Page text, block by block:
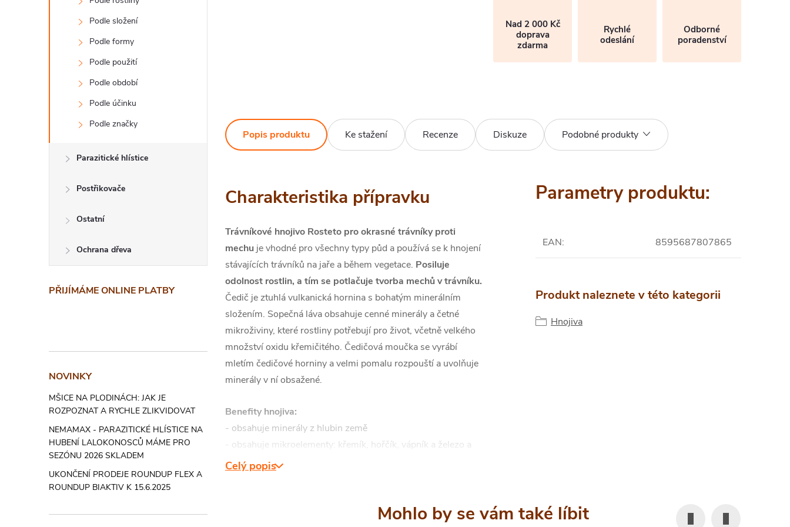
Podle složení
Podle formy
Podle použití
Podle období
Podle účinku
Podle značky
Parazitické hlístice
Postřikovače
Ostatní
Ochrana dřeva
PŘIJÍMÁME ONLINE PLATBY
NOVINKY
MŠICE NA PLODINÁCH: JAK JE
ROZPOZNAT A RYCHLE ZLIKVIDOVAT
NEMAMAX - PARAZITICKÉ HLÍSTICE NA
HUBENÍ LALOKONOSCŮ MÁME PRO
SEZÓNU 2026 SKLADEM
UKONČENÍ PRODEJE ROUNDUP FLEX A
ROUNDUP BIAKTIV K 15.6.2025
Nad 2 000 Kč
doprava
zdarma
Rychlé
odeslání
Odborné
poradenství
Popis produktu Ke stažení Recenze Diskuze Podobné produkty
Charakteristika přípravku
Trávníkové hnojivo Rosteto pro okrasné trávníky proti
mechu je vhodné pro všechny typy půd a používá se k hnojení
stávajících trávníků na jaře a během vegetace. Posiluje
odolnost rostlin, a tím se potlačuje tvorba mechů v trávníku.
Čedič je ztuhlá vulkanická hornina s bohatým minerálním
složením. Sopečná láva obsahuje cenné minerály a četné
mikroživiny, které rostliny potřebují pro život, včetně velkého
množství oxidu křemičitého. Čedičová moučka se vyrábí
mletím čedičové horniny a velmi pomalu rozpouští a uvolňuje
minerály v ní obsažené.
Benefity hnojiva:
- obsahuje minerály z hlubin země
- obsahuje mikroelementy: křemík, hořčík, vápník a železo a
mnoho dalších prvků
- zvyšuje odolnost rostlin proti škůdcům
Celý popis
Parametry produktu:
EAN: 8595687807865
Produkt naleznete v této kategorii
Hnojiva